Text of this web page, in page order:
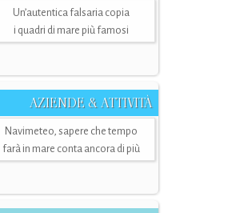
Un’autentica falsaria copia
i quadri di mare più famosi
AZIENDE & ATTIVITÀ
Navimeteo, sapere che tempo
farà in mare conta ancora di più